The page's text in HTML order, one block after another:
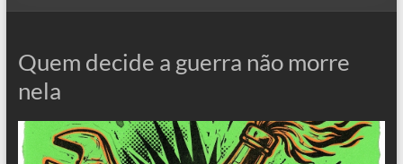
Quem decide a guerra não morre
nela